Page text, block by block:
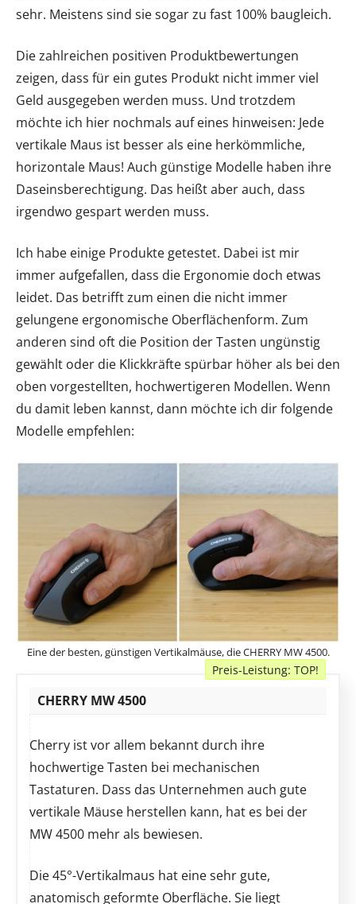
sehr. Meistens sind sie sogar zu fast 100% baugleich.
Die zahlreichen positiven Produktbewertungen
zeigen, dass für ein gutes Produkt nicht immer viel
Geld ausgegeben werden muss. Und trotzdem
möchte ich hier nochmals auf eines hinweisen: Jede
vertikale Maus ist besser als eine herkömmliche,
horizontale Maus! Auch günstige Modelle haben ihre
Daseinsberechtigung. Das heißt aber auch, dass
irgendwo gespart werden muss.
Ich habe einige Produkte getestet. Dabei ist mir
immer aufgefallen, dass die Ergonomie doch etwas
leidet. Das betrifft zum einen die nicht immer
gelungene ergonomische Oberflächenform. Zum
anderen sind oft die Position der Tasten ungünstig
gewählt oder die Klickkräfte spürbar höher als bei den
oben vorgestellten, hochwertigeren Modellen. Wenn
du damit leben kannst, dann möchte ich dir folgende
Modelle empfehlen:
Eine der besten, günstigen Vertikalmäuse, die CHERRY MW 4500.
CHERRY MW 4500
Cherry ist vor allem bekannt durch ihre
hochwertige Tasten bei mechanischen
Tastaturen. Dass das Unternehmen auch gute
vertikale Mäuse herstellen kann, hat es bei der
MW 4500 mehr als bewiesen.
Die 45°-Vertikalmaus hat eine sehr gute,
anatomisch geformte Oberfläche. Sie liegt
Angebot
Preis-Leistung: TOP!